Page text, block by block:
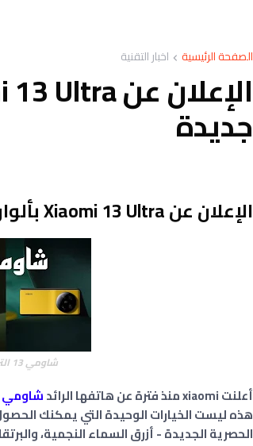
الصفحة الرئيسية اخبار التقنية
جديدة
الإعلان عن Xiaomi 13 Ultra بألوان جديدة
شاومي 13 الترا Xiaomi 13 Ultra بألوان جديدة
أعلنت xiaomi منذ فترة عن هاتفها الرائد شاومي 13 ألترا
هذه ليست الخيارات الوحيدة التي يمكنك الحصول
الحصرية الجديدة - أزرق السماء النجمية،